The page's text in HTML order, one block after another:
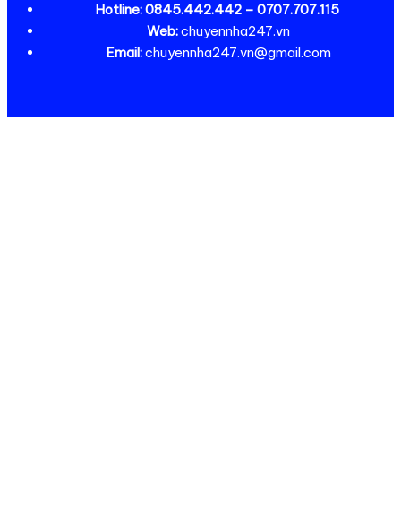
Hotline:0845.442.442 – 0707.707.115
Web:chuyennha247.vn
Email:chuyennha247.vn@gmail.com